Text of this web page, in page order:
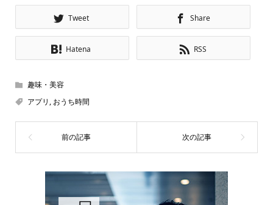
Tweet Share
Hatena RSS
趣味・美容
アプリ , おうち時間